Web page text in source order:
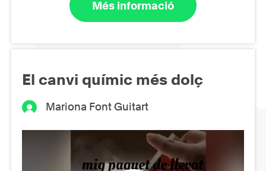
Més informació
El canvi químic més dolç
Mariona Font Guitart